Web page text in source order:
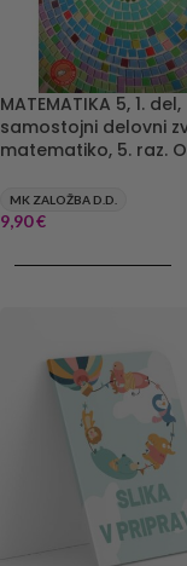
MATEMATIKA 5, 1. del,
samostojni delovni
matematiko, 5. raz.
MK ZALOŽBA D.D.
9,90€